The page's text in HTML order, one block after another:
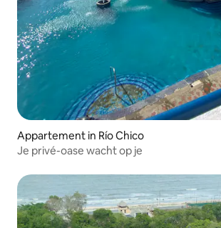
Appartement in Río Chico
Je privé-oase wacht op je